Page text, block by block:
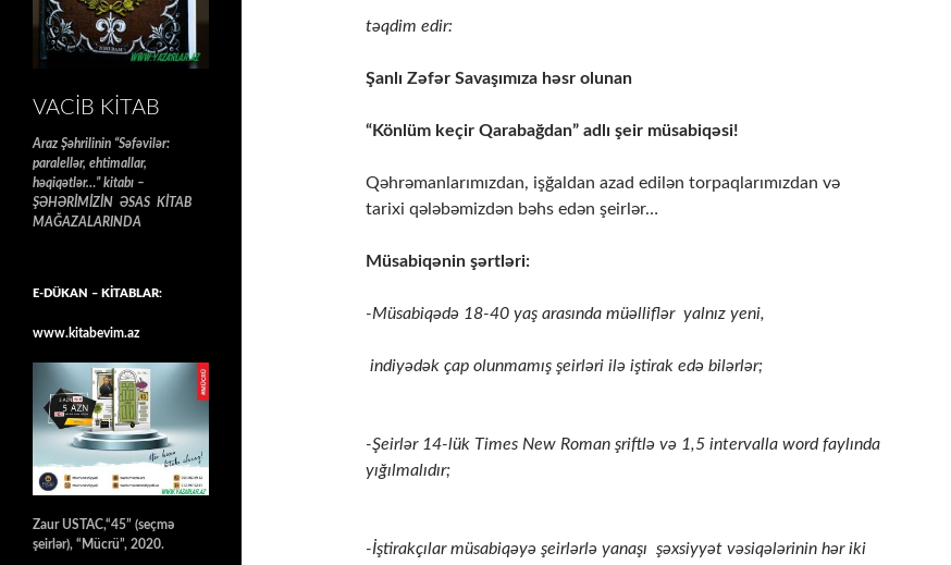
təqdim edir:
Şanlı Zəfər Savaşımıza həsr olunan
“Könlüm keçir Qarabağdan” adlı şeir müsabiqəsi!
Qəhrəmanlarımızdan, işğaldan azad edilən torpaqlarımızdan və
tarixi qələbəmizdən bəhs edən şeirlər…
Müsabiqənin şərtləri:
-Müsabiqədə 18-40 yaş arasında müəlliflər yalnız yeni,
indiyədək çap olunmamış şeirləri ilə iştirak edə bilərlər;
-Şeirlər 14-lük Times New Roman şriftlə və 1,5 intervalla word faylında
yığılmalıdır;
-İştirakçılar müsabiqəyə şeirlərlə yanaşı şəxsiyyət vəsiqələrinin hər iki
VACIB KITAB
Araz Şəhrilinin “Səfəvilər:
paralellər, ehtimallar,
həqiqətlər…” kitabı –
ŞƏHƏRİMİZİN ƏSAS KİTAB
MAĞAZALARINDA
E-DÜKAN – KİTABLAR:
www.kitabevim.az
Zaur USTAC,“45” (seçmə
şeirlər), “Mücrü”, 2020.